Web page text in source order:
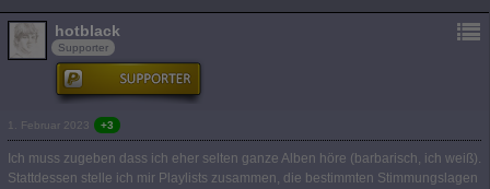
hotblack
Supporter
1. Februar 2023 +3
Ich muss zugeben dass ich eher selten ganze Alben höre (barbarisch, ich weiß).
Stattdessen stelle ich mir Playlists zusammen, die bestimmten Stimmungslagen